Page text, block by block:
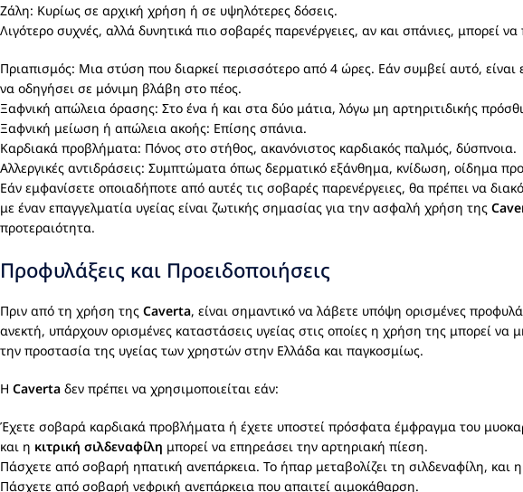
Ζάλη: Κυρίως σε αρχική χρήση ή σε υψηλότερες δόσεις.
Λιγότερο συχνές, αλλά δυνητικά πιο σοβαρές παρενέργειες, αν και σπάνιες, μπορεί
Πριαπισμός: Μια στύση που διαρκεί περισσότερο από 4 ώρες. Εάν συμβεί αυτό,
να οδηγήσει σε μόνιμη βλάβη στο πέος.
Ξαφνική απώλεια όρασης: Στο ένα ή και στα δύο μάτια, λόγω μη αρτηριτιδικής
Ξαφνική μείωση ή απώλεια ακοής: Επίσης σπάνια.
Καρδιακά προβλήματα: Πόνος στο στήθος, ακανόνιστος καρδιακός παλμός, δύσπνοια.
Αλλεργικές αντιδράσεις: Συμπτώματα όπως δερματικό εξάνθημα, κνίδωση, οίδημα
Εάν εμφανίσετε οποιαδήποτε από αυτές τις σοβαρές παρενέργειες, θα πρέπει να
με έναν επαγγελματία υγείας είναι ζωτικής σημασίας για την ασφαλή χρήση της
προτεραιότητα.
Προφυλάξεις και Προειδοποιήσεις
Πριν από τη χρήση της Caverta, είναι σημαντικό να λάβετε υπόψη ορισμένες
ανεκτή, υπάρχουν ορισμένες καταστάσεις υγείας στις οποίες η χρήση της μπορεί να
την προστασία της υγείας των χρηστών στην Ελλάδα και παγκοσμίως.
Η Caverta δεν πρέπει να χρησιμοποιείται εάν:
Έχετε σοβαρά καρδιακά προβλήματα ή έχετε υποστεί πρόσφατα έμφραγμα του
και η κιτρική σιλδεναφίλη μπορεί να επηρεάσει την αρτηριακή πίεση.
Πάσχετε από σοβαρή ηπατική ανεπάρκεια. Το ήπαρ μεταβολίζει τη σιλδεναφίλη,
Πάσχετε από σοβαρή νεφρική ανεπάρκεια που απαιτεί αιμοκάθαρση.